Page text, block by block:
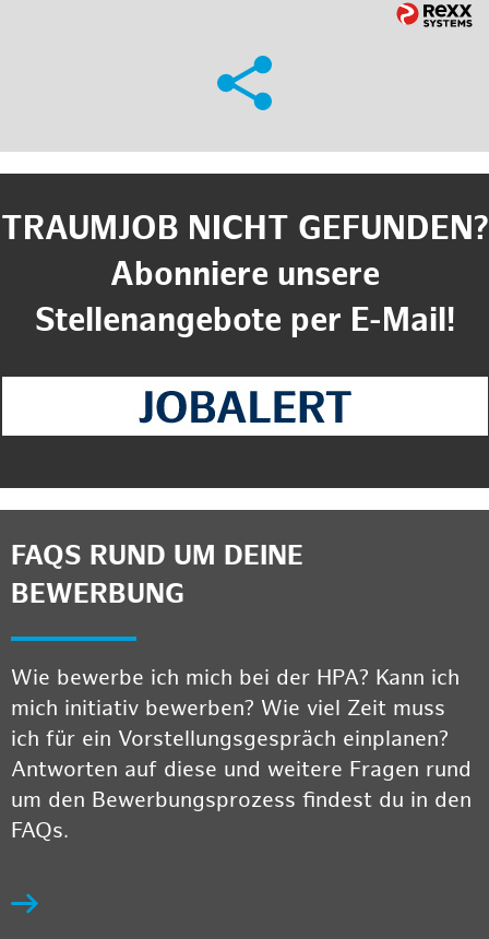
TRAUMJOB NICHT GEFUNDEN?
Abonniere unsere
Stellenangebote per E-Mail!
FAQS RUND UM DEINE
BEWERBUNG
Wie bewerbe ich mich bei der HPA? Kann ich
mich initiativ bewerben? Wie viel Zeit muss
ich für ein Vorstellungsgespräch einplanen?
Antworten auf diese und weitere Fragen rund
um den Bewerbungsprozess findest du in den
FAQs.